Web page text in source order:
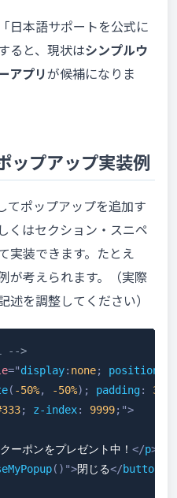
日本語サポートを公式に
ると、現状はシンプルウ
アプリが候補になりま
ップアップ実装例
てポップアップを追加す
くはセクション・スニペ
実装できます。たとえ
が考えられます。（実際
を調整してください）
-->
="display: none; position
( -50%, -50%) ; padding: 30
; z-index: 9999; ">
ーポンをプレゼント中！ </p>
( ) ">閉じる</button